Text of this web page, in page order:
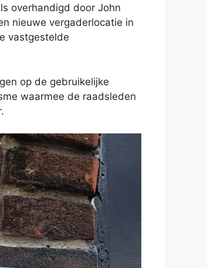
overhandigd door John
nieuwe vergaderlocatie in
vastgestelde
op de gebruikelijke
waarmee de raadsleden